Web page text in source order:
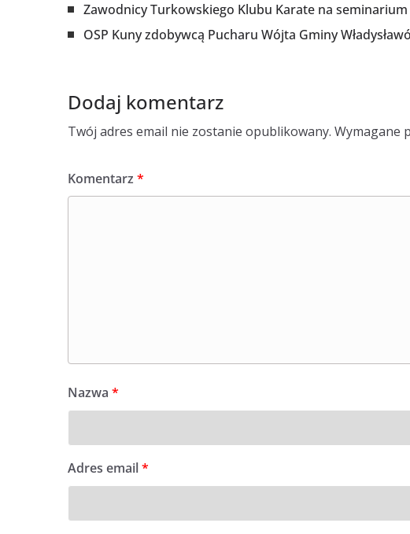
Zawodnicy Turkowskiego Klubu Karate na seminarium
OSP Kuny zdobywcą Pucharu Wójta Gminy
Dodaj komentarz
Twój adres email nie zostanie opublikowany. Wymagane
Komentarz *
Nazwa *
Adres email*